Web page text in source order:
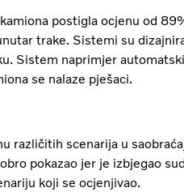
postigla ocjenu od
trake. Sistemi su
Sistem naprimjer
se nalaze pješaci.
različitih scenarija u
pokazao jer je izbjegao
koji se ocjenjivao.